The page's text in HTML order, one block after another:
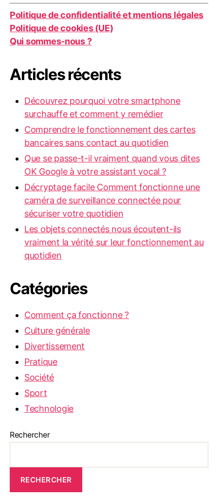
Politique de confidentialité et mentions légales
Politique de cookies (UE)
Qui sommes-nous ?
Articles récents
Découvrez pourquoi votre smartphone
surchauffe et comment y remédier
Comprendre le fonctionnement des cartes
bancaires sans contact au quotidien
Que se passe-t-il vraiment quand vous dites
OK Google à votre assistant vocal ?
Décryptage facile Comment fonctionne une
caméra de surveillance connectée pour
sécuriser votre quotidien
Les objets connectés nous écoutent-ils
vraiment la vérité sur leur fonctionnement au
quotidien
Catégories
Comment ça fonctionne ?
Culture générale
Divertissement
Pratique
Société
Sport
Technologie
Rechercher
RECHERCHER